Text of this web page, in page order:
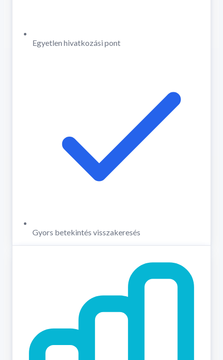
Egyetlen hivatkozási pont
Gyors betekintés visszakeresés